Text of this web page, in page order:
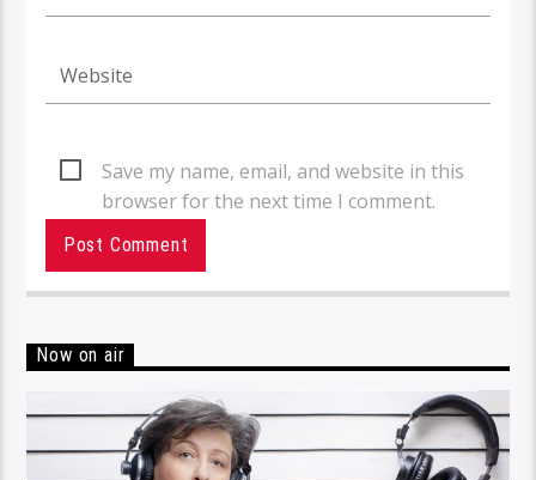
Save my name, email, and website in this
browser for the next time I comment.
Now on air